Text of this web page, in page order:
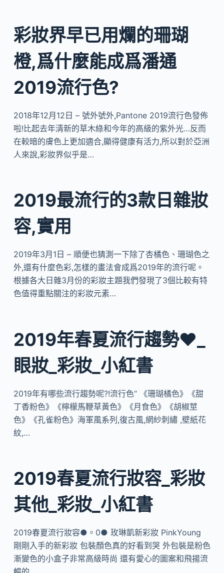
彩妝界早已用爛的珊瑚
橙,爲什麼能成爲潘通
2019流行色?
2018年12月12日 – 號外號外,Pantone 2019流行色發佈
啦!比起去年清新的草木綠和今年的高級的紫外光…反而
在較暗的膚色上更加適合,顯得健康有活力,所以對於亞洲
人來說,彩妝界似乎是…
2019最流行的3款日雜妝
容,實用
2019年3月1日 – 順便也猜測一下除了杏橘色、珊瑚色之
外,還有什麼色彩,怎樣的畫法會成爲2019年的流行呢。
根據各大日雜3月份的彩妝主題我們發現了3個比較有特
色值得重點關注的彩妝元素…
2019年春夏流行趨勢❤️_
眼妝_彩妝_小紅書
2019年有哪些流行趨勢呢?!流行色“ 《珊瑚橘色》《甜
丁香粉色》《檸檬馬鞭草黃色》《月食色》《胡椒莖
色》《孔雀粉色》海軍風系列,復古風,網紗刺繡 ,壁紙花
紋,…
2019春夏流行妝容_彩妝
其他_彩妝_小紅書
2019春夏流行妝容●。0● 玫琳凱新彩妝 PinkYoung
剛剛入手的新彩妝 包裝顏色真的好看到哭 外包裝是粉色
漸變色的小盒子非常高級時尚 還有愛心的圖案和飛揚流